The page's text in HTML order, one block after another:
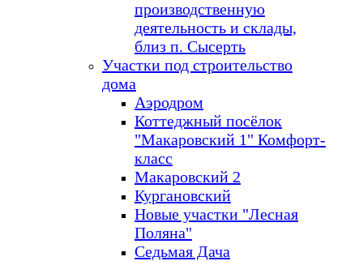
производственную
деятельность и склады,
близ п. Сысерть
Участки под строительство
дома
Аэродром
Коттеджный посёлок
"Макаровский 1" Комфорт-
класс
Макаровский 2
Кургановский
Новые участки "Лесная
Поляна"
Седьмая Дача